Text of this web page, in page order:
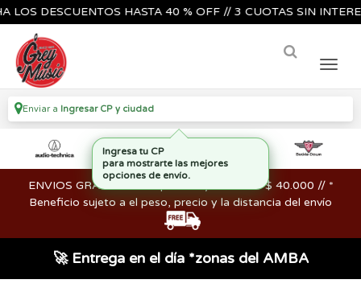
DESCUENTOS HASTA 40 % OFF // 3 CUOTAS SIN
Enviar a Ingresar CP y ciudad
ENVIOS GRATIS en compras mayores a los $ 40.000 // *
Beneficio sujeto a el peso, precio y la distancia del envío
🚀 Entrega en el día *zonas del AMBA
Ingresa tu CP
para mostrarte las mejores
opciones de envío.